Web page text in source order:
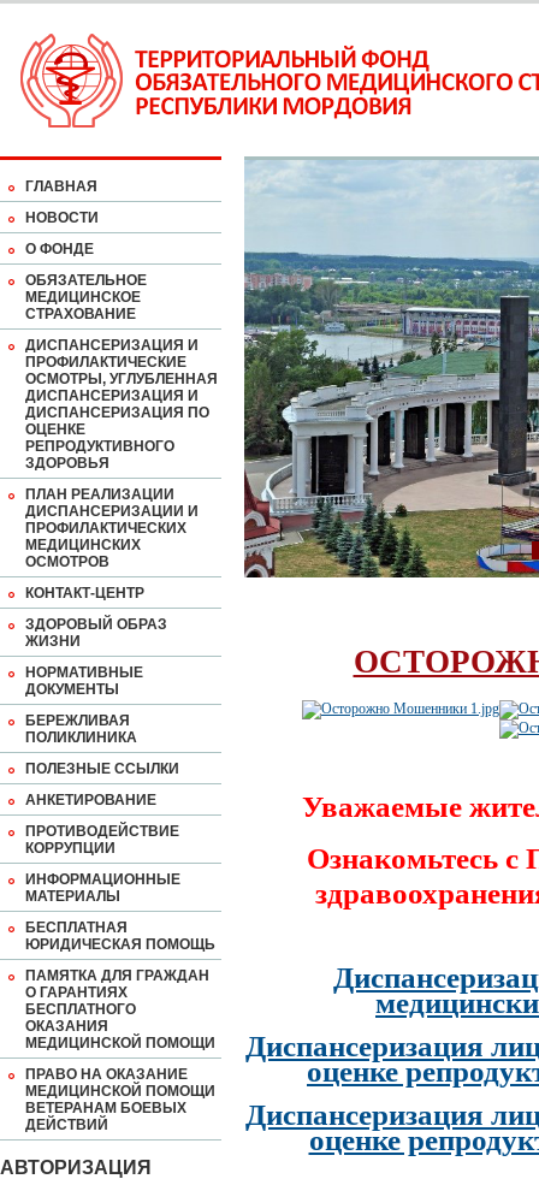
ГЛАВНАЯ
НОВОСТИ
О ФОНДЕ
ОБЯЗАТЕЛЬНОЕ
МЕДИЦИНСКОЕ
СТРАХОВАНИЕ
ДИСПАНСЕРИЗАЦИЯ И
ПРОФИЛАКТИЧЕСКИЕ
ОСМОТРЫ, УГЛУБЛЕННАЯ
ДИСПАНСЕРИЗАЦИЯ И
ДИСПАНСЕРИЗАЦИЯ ПО
ОЦЕНКЕ
РЕПРОДУКТИВНОГО
ЗДОРОВЬЯ
ПЛАН РЕАЛИЗАЦИИ
ДИСПАНСЕРИЗАЦИИ И
ПРОФИЛАКТИЧЕСКИХ
МЕДИЦИНСКИХ
ОСМОТРОВ
КОНТАКТ-ЦЕНТР
ЗДОРОВЫЙ ОБРАЗ
ЖИЗНИ
НОРМАТИВНЫЕ
ДОКУМЕНТЫ
БЕРЕЖЛИВАЯ
ПОЛИКЛИНИКА
ПОЛЕЗНЫЕ ССЫЛКИ
АНКЕТИРОВАНИЕ
ПРОТИВОДЕЙСТВИЕ
КОРРУПЦИИ
ИНФОРМАЦИОННЫЕ
МАТЕРИАЛЫ
БЕСПЛАТНАЯ
ЮРИДИЧЕСКАЯ ПОМОЩЬ
ПАМЯТКА ДЛЯ ГРАЖДАН
О ГАРАНТИЯХ
БЕСПЛАТНОГО
ОКАЗАНИЯ
МЕДИЦИНСКОЙ ПОМОЩИ
ПРАВО НА ОКАЗАНИЕ
МЕДИЦИНСКОЙ ПОМОЩИ
ВЕТЕРАНАМ БОЕВЫХ
ДЕЙСТВИЙ
АВТОРИЗАЦИЯ
Уважаемые
Ознакомьтесь
Диспансеризация
оценке
Диспансеризация
оценке